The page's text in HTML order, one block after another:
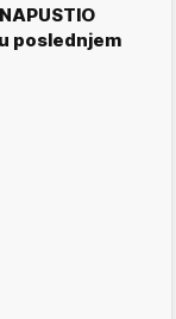
poslednjem